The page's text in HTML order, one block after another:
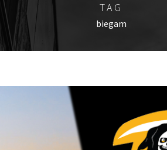
TAG
biegam